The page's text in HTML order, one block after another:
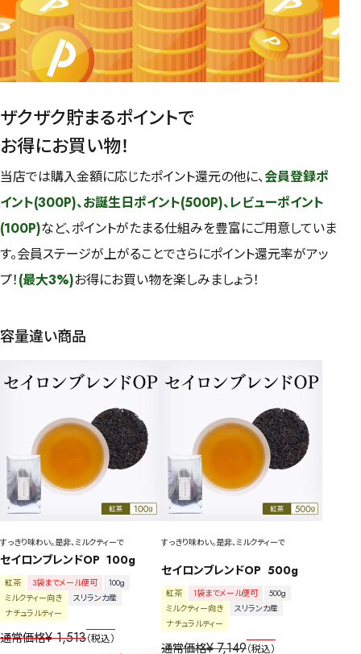
ザクザク貯まるポイントで
お得にお買い物！
当店では購入金額に応じたポイント還元の他に、会員登録ポ
イント(300P)、お誕生日ポイント(500P)、レビューポイント
(100P)など、ポイントがたまる仕組みを豊富にご用意していま
す。会員ステージが上がることでさらにポイント還元率がアッ
プ！(最大3%)お得にお買い物を楽しみましょう！
容量違い商品
すっきり味わい。是非、ミルクティーで
セイロンブレンドOP  100g
紅茶 3袋までメール便可
100g
ミルクティー向き
スリランカ産
ナチュラルティー
通常価格¥ 1,513 税込
すっきり味わい。是非、ミルクティーで
セイロンブレンドOP  500g
紅茶 1袋までメール便可
500g
ミルクティー向き
スリランカ産
ナチュラルティー
通常価格¥ 7,149 税込